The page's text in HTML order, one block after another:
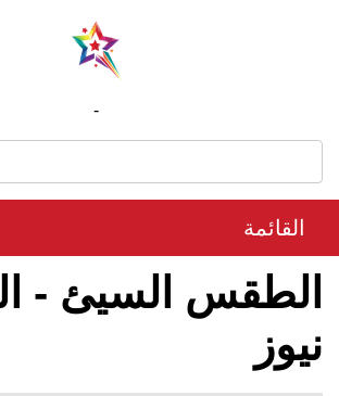
-
القائمة
الطقس السيئ -
نيوز